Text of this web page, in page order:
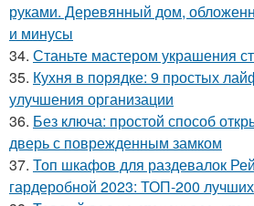
руками. Деревянный дом,
и минусы
34. Станьте мастером украшения
35. Кухня в порядке: 9 простых
улучшения организации
36. Без ключа: простой способ
дверь с поврежденным замком
37. Топ шкафов для раздевалок
гардеробной 2023: ТОП-200